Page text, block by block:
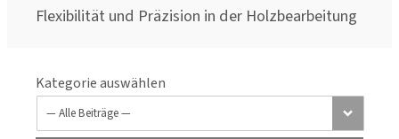
Flexibilität und Präzision in der Holzbearbeitung
Kategorie auswählen